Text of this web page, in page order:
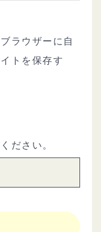
ラウザーに自
トを保存す
ださい。